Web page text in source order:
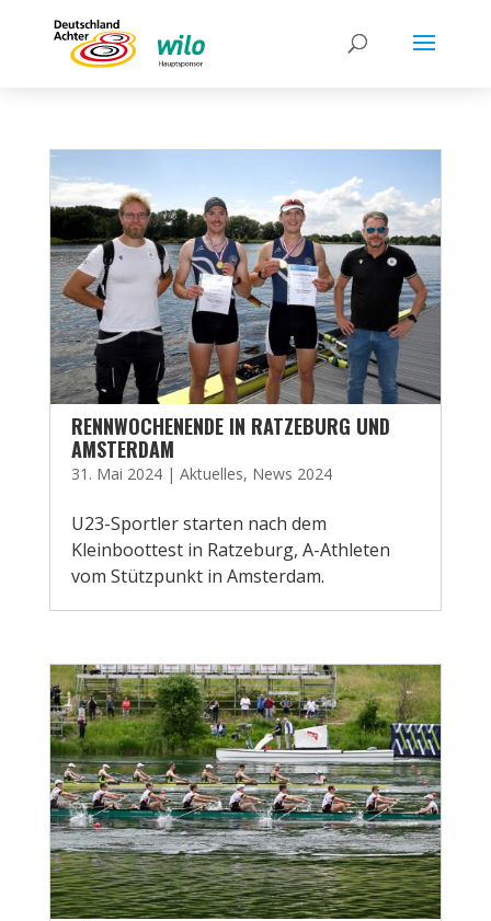
RENNWOCHENENDE IN RATZEBURG UND
AMSTERDAM
31. Mai 2024| Aktuelles, News 2024
U23-Sportler starten nach dem
Kleinboottest in Ratzeburg, A-Athleten
vom Stützpunkt in Amsterdam.